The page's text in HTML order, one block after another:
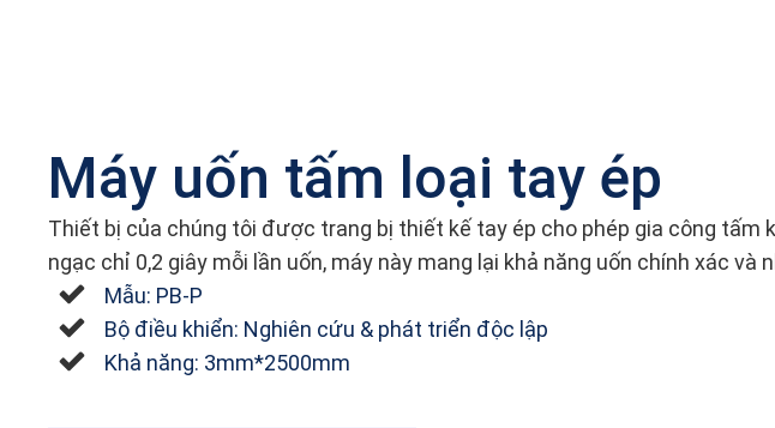
Máy uốn tấm loại tay ép
Thiết bị của chúng tôi được trang bị thiết kế tay ép cho phép gia công
ngạc chỉ 0,2 giây mỗi lần uốn, máy này mang lại khả năng uốn chính xác
Mẫu: PB-P
Bộ điều khiển: Nghiên cứu & phát triển độc lập
Khả năng: 3mm*2500mm